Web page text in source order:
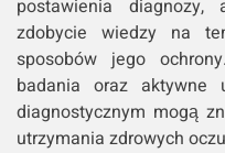
postawienia
zdobycie wiedzy na
sposobów jego
badania oraz aktywne
diagnostycznym mogą
utrzymania zdrowych